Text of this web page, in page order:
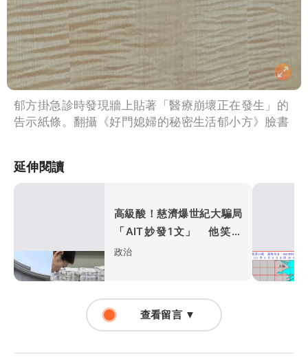
郁方掛急診時發現牆上貼著「醫療崩壞正在發生」的
告示紙條。翻攝《好門媳婦的秘密生活郁小方》臉書
延伸閱讀
高級酸！慈濟爆世紀大騙局
「AIT妙發1文」 他笑：
真的很會
政治
查看留言 ▼